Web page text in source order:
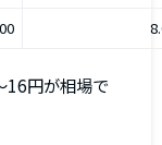
16円が相場で